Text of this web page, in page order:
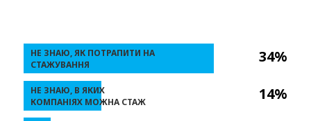
34%
14%
НЕ ЗНАЮ, ЯК ПОТРАПИТИ НА
СТАЖУВАННЯ
НЕ ЗНАЮ, В ЯКИХ
КОМПАНІЯХ МОЖНА СТАЖ